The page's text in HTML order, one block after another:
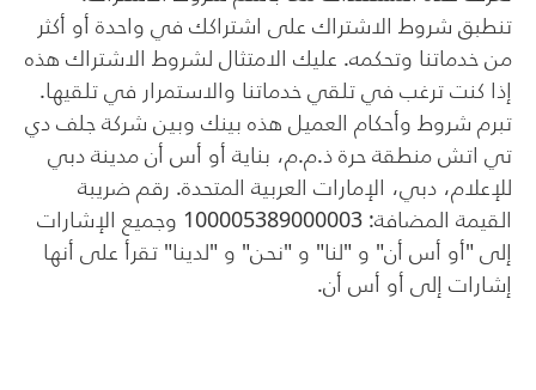
تنطبق شروط الاشتراك على اشتراكك في واحدة أو أكثر
من خدماتنا وتحكمه. عليك الامتثال لشروط الاشتراك هذه
إذا كنت ترغب في تلقي خدماتنا والاستمرار في تلقيها.
تبرم شروط وأحكام العميل هذه بينك وبين شركة جلف دي
تي اتش منطقة حرة ذ.م.م، بناية أو أس أن مدينة دبي
للإعلام، دبي، الإمارات العربية المتحدة. رقم ضريبة
القيمة المضافة: 100005389000003 وجميع الإشارات
إلى "أو أس أن" و "لنا" و "نحن" و "لدينا" تقرأ على أنها
إشارات إلى أو أس أن.